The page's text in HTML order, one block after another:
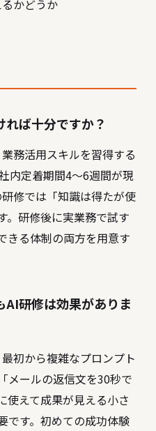
かどうか
ば十分ですか？
務活用スキルを習得する
内定着期間4〜6週間が現
修では「知識は得たが使
。研修後に実業務で試す
きる体制の両方を用意す
研修は効果がありま
初から複雑なプロンプト
メールの返信文を30秒で
使えて成果が見える小さ
です。初めての成功体験